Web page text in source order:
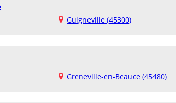
Guigneville (45300)
Greneville-en-Beauce (45480)